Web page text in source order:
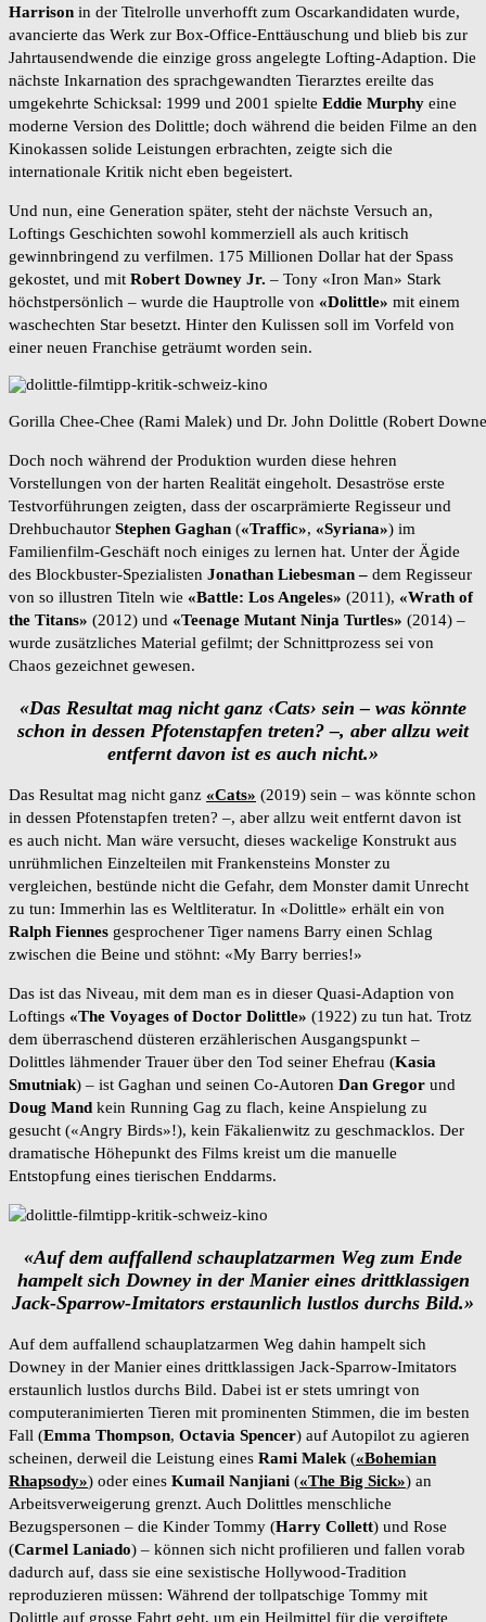
Harrison in der Titelrolle unverhofft zum Oscarkandidaten wurde,
avancierte das Werk zur Box-Office-Enttäuschung und blieb bis zur
Jahrtausendwende die einzige gross angelegte Lofting-Adaption. Die
nächste Inkarnation des sprachgewandten Tierarztes ereilte das
umgekehrte Schicksal: 1999 und 2001 spielte Eddie Murphy eine
moderne Version des Dolittle; doch während die beiden Filme an den
Kinokassen solide Leistungen erbrachten, zeigte sich die
internationale Kritik nicht eben begeistert.
Und nun, eine Generation später, steht der nächste Versuch an,
Loftings Geschichten sowohl kommerziell als auch kritisch
gewinnbringend zu verfilmen. 175 Millionen Dollar hat der Spass
gekostet, und mit Robert Downey Jr. – Tony «Iron Man» Stark
höchstpersönlich – wurde die Hauptrolle von «Dolittle» mit einem
waschechten Star besetzt. Hinter den Kulissen soll im Vorfeld von
einer neuen Franchise geträumt worden sein.
Gorilla Chee-Chee (Rami Malek) und Dr. John Dolittle (Robert
Doch noch während der Produktion wurden diese hehren
Vorstellungen von der harten Realität eingeholt. Desaströse erste
Testvorführungen zeigten, dass der oscarprämierte Regisseur und
Drehbuchautor Stephen Gaghan («Traffic», «Syriana») im
Familienfilm-Geschäft noch einiges zu lernen hat. Unter der Ägide
des Blockbuster-Spezialisten Jonathan Liebesman – dem Regisseur
von so illustren Titeln wie «Battle: Los Angeles» (2011), «Wrath of
the Titans» (2012) und «Teenage Mutant Ninja Turtles» (2014) –
wurde zusätzliches Material gefilmt; der Schnittprozess sei von
Chaos gezeichnet gewesen.
«Das Resultat mag nicht ganz ‹Cats› sein – was könnte
schon in dessen Pfotenstapfen treten? –, aber allzu weit
entfernt davon ist es auch nicht.»
Das Resultat mag nicht ganz «Cats» (2019) sein – was könnte schon
in dessen Pfotenstapfen treten? –, aber allzu weit entfernt davon ist
es auch nicht. Man wäre versucht, dieses wackelige Konstrukt aus
unrühmlichen Einzelteilen mit Frankensteins Monster zu
vergleichen, bestünde nicht die Gefahr, dem Monster damit Unrecht
zu tun: Immerhin las es Weltliteratur. In «Dolittle» erhält ein von
Ralph Fiennes gesprochener Tiger namens Barry einen Schlag
zwischen die Beine und stöhnt: «My Barry berries!»
Das ist das Niveau, mit dem man es in dieser Quasi-Adaption von
Loftings «The Voyages of Doctor Dolittle» (1922) zu tun hat. Trotz
dem überraschend düsteren erzählerischen Ausgangspunkt –
Dolittles lähmender Trauer über den Tod seiner Ehefrau (Kasia
Smutniak) – ist Gaghan und seinen Co-Autoren Dan Gregor und
Doug Mand kein Running Gag zu flach, keine Anspielung zu
gesucht («Angry Birds»!), kein Fäkalienwitz zu geschmacklos. Der
dramatische Höhepunkt des Films kreist um die manuelle
Entstopfung eines tierischen Enddarms.
«Auf dem auffallend schauplatzarmen Weg zum Ende
hampelt sich Downey in der Manier eines drittklassigen
Jack-Sparrow-Imitators erstaunlich lustlos durchs Bild.»
Auf dem auffallend schauplatzarmen Weg dahin hampelt sich
Downey in der Manier eines drittklassigen Jack-Sparrow-Imitators
erstaunlich lustlos durchs Bild. Dabei ist er stets umringt von
computeranimierten Tieren mit prominenten Stimmen, die im besten
Fall (Emma Thompson, Octavia Spencer) auf Autopilot zu agieren
scheinen, derweil die Leistung eines Rami Malek(«Bohemian
Rhapsody») oder eines Kumail Nanjiani («The Big Sick») an
Arbeitsverweigerung grenzt. Auch Dolittles menschliche
Bezugspersonen – die Kinder Tommy (Harry Collett) und Rose
(Carmel Laniado) – können sich nicht profilieren und fallen vorab
dadurch auf, dass sie eine sexistische Hollywood-Tradition
reproduzieren müssen: Während der tollpatschige Tommy mit
Dolittle auf grosse Fahrt geht, um ein Heilmittel für die vergiftete